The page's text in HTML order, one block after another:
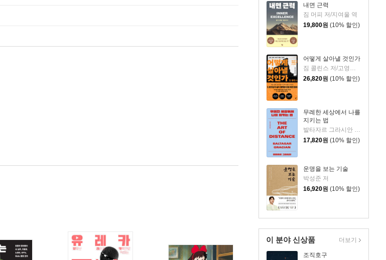
내면 근력
짐 머피 저/지여울 역
19,800원 (10% 할인)
어떻게 살아낼 것인가
짐 콜린스 저/고영훈,윤영호 역
26,820원 (10% 할인)
무례한 세상에서 나를
지키는 법
17,820원 (10% 할인)
운명을 보는 기술
박성준 저
16,920원 (10% 할인)
이 분야 신상품
조직호구
더보기